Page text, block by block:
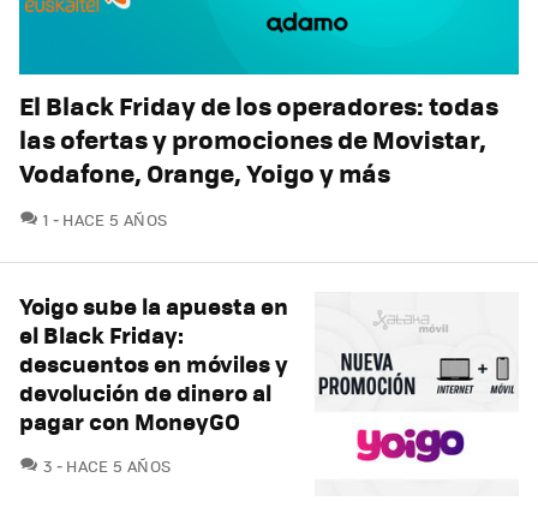
El Black Friday de los operadores: todas
las ofertas y promociones de Movistar,
Vodafone, Orange, Yoigo y más
1 COMENTARIOS
HACE 5 AÑOS
Yoigo sube la apuesta en
el Black Friday:
descuentos en móviles y
devolución de dinero al
pagar con MoneyGO
3 COMENTARIOS
HACE 5 AÑOS